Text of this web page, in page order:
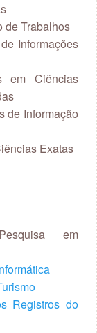
de Trabalhos
Informações
em Ciências
de Informação
Exatas
em
Registros do